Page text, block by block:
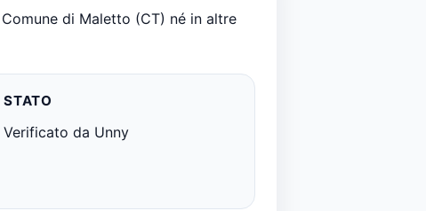
di Maletto (CT) né in altre
STATO
Verificato da Unny